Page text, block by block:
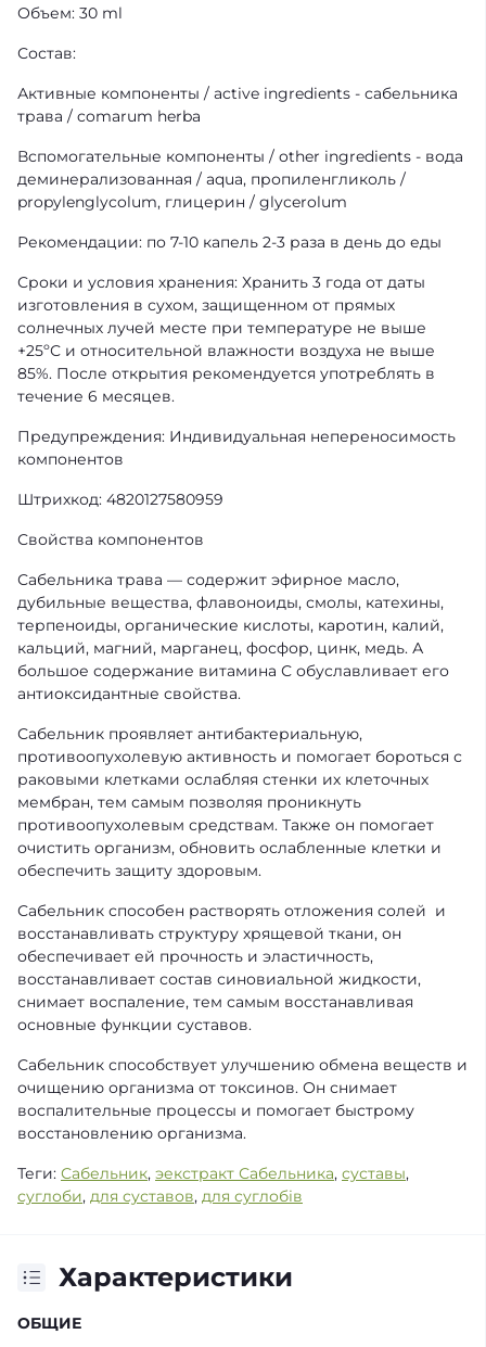
Объем: 30 ml
Состав:
Активные компоненты / active ingredients - сабельника
трава / comarum herba
Вспомогательные компоненты / other ingredients - вода
деминерализованная / aqua, пропиленгликоль /
propylenglycolum, глицерин / glycerolum
Рекомендации: по 7-10 капель 2-3 раза в день до еды
Сроки и условия хранения: Хранить 3 года от даты
изготовления в сухом, защищенном от прямых
солнечных лучей месте при температуре не выше
+25ºС и относительной влажности воздуха не выше
85%. После открытия рекомендуется употреблять в
течение 6 месяцев.
Предупреждения: Индивидуальная непереносимость
компонентов
Штрихкод: 4820127580959
Свойства компонентов
Сабельника трава — содержит эфирное масло,
дубильные вещества, флавоноиды, смолы, катехины,
терпеноиды, органические кислоты, каротин, калий,
кальций, магний, марганец, фосфор, цинк, медь. А
большое содержание витамина С обуславливает его
антиоксидантные свойства.
Сабельник проявляет антибактериальную,
противоопухолевую активность и помогает бороться с
раковыми клетками ослабляя стенки их клеточных
мембран, тем самым позволяя проникнуть
противоопухолевым средствам. Также он помогает
очистить организм, обновить ослабленные клетки и
обеспечить защиту здоровым.
Сабельник способен растворять отложения солей и
восстанавливать структуру хрящевой ткани, он
обеспечивает ей прочность и эластичность,
восстанавливает состав синовиальной жидкости,
снимает воспаление, тем самым восстанавливая
основные функции суставов.
Сабельник способствует улучшению обмена веществ и
очищению организма от токсинов. Он снимает
воспалительные процессы и помогает быстрому
восстановлению организма.
Теги: Сабельник, эекстракт Сабельника, суставы,
суглоби, для суставов, для суглобів
Характеристики
ОБЩИЕ